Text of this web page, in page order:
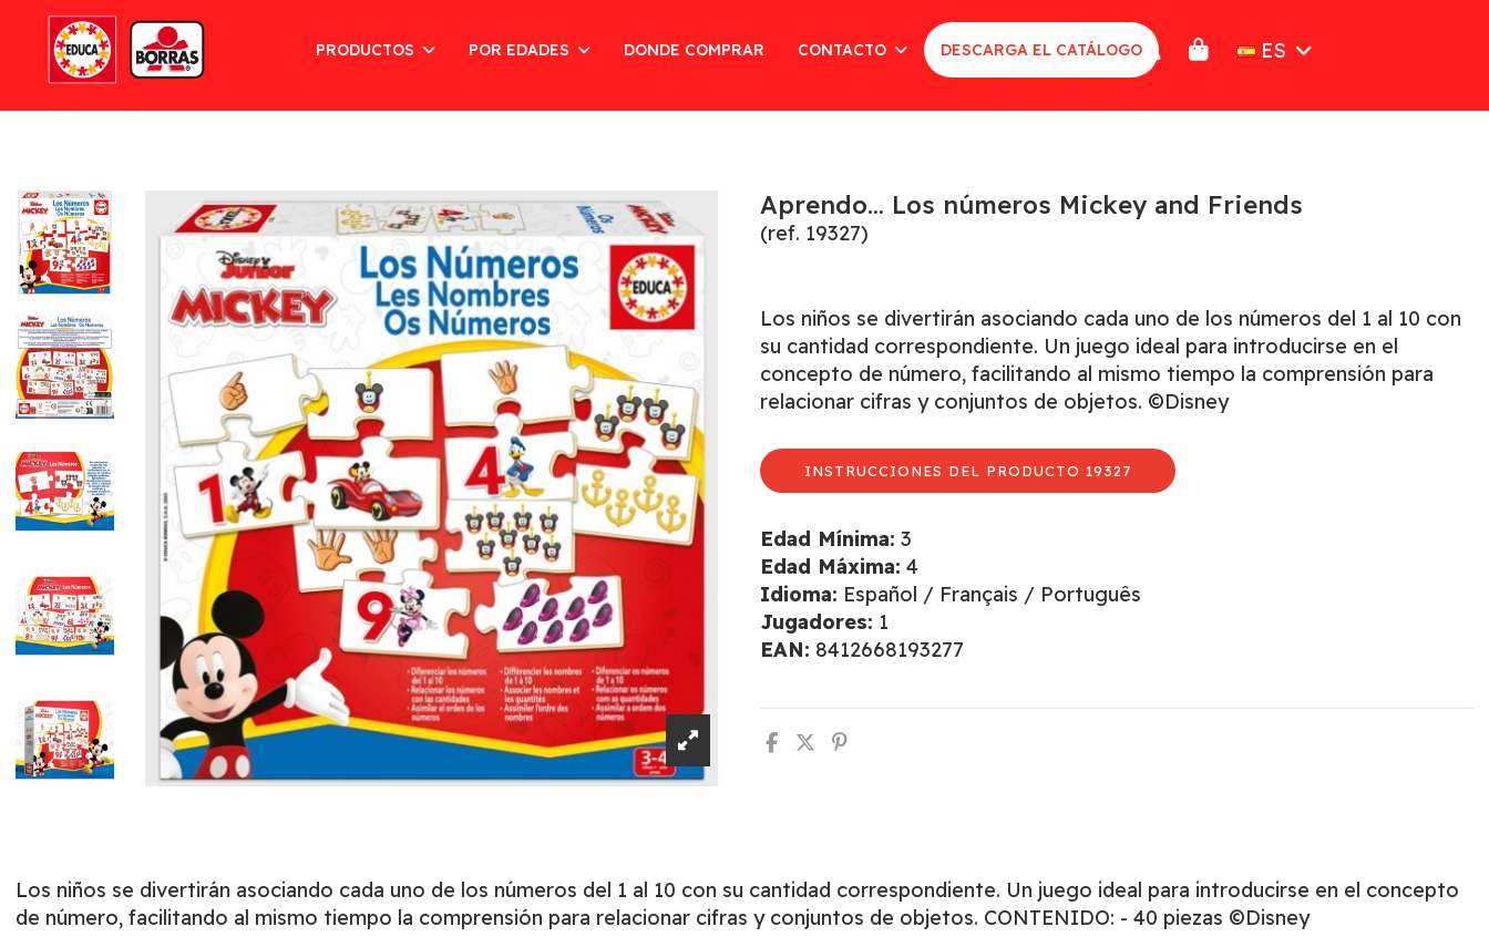
PRODUCTOS POR EDADES DONDE COMPRAR CONTACTO DESCARGA EL CATÁLOGO ES
Aprendo... Los números Mickey and Friends
(ref. 19327)
Los niños se divertirán asociando cada uno de los números del 1 al 10 con
su cantidad correspondiente. Un juego ideal para introducirse en el
concepto de número, facilitando al mismo tiempo la comprensión para
relacionar cifras y conjuntos de objetos. ©Disney
INSTRUCCIONES DEL PRODUCTO 19327
Edad Mínima: 3
Edad Máxima: 4
Idioma: Español / Français / Português
Jugadores: 1
EAN: 8412668193277
Los niños se divertirán asociando cada uno de los números del 1 al 10 con su cantidad correspondiente. Un juego ideal para introducirse en el concepto
de número, facilitando al mismo tiempo la comprensión para relacionar cifras y conjuntos de objetos. CONTENIDO: - 40 piezas ©Disney